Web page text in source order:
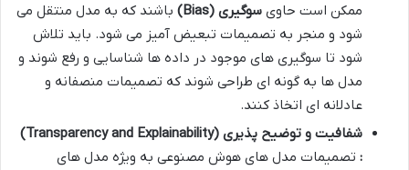
ممکن است حاوی سوگیری (Bias)
باشند که به مدل منتقل می
شود و منجر به تصمیمات تبعیض آمیز می شود. باید تلاش
شود تا سوگیری های موجود در داده ها شناسایی و رفع شوند و
مدل ها به گونه ای طراحی شوند که تصمیمات منصفانه و
عادلانه ای اتخاذ کنند.
شفافیت و توضیح پذیری (Transparency and Explainability)
: تصمیمات مدل های هوش مصنوعی به ویژه مدل های